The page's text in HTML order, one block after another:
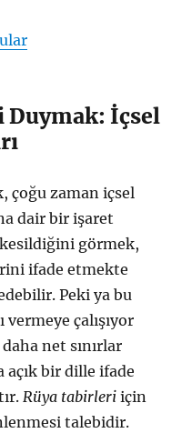
Duymak: İçsel
çoğu zaman içsel
dair bir işaret
görmek,
ifade etmekte
Peki ya bu
çalışıyor
net sınırlar
açık bir dille ifade
Rüya tabirleri için
talebidir.